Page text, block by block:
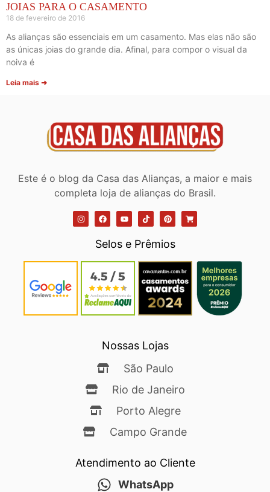
JOIAS PARA O CASAMENTO
18 de fevereiro de 2016
As alianças são essenciais em um casamento. Mas elas não são
as únicas joias do grande dia. Afinal, para compor o visual da
noiva é
Leia mais ➜
Este é o blog da Casa das Alianças, a maior e mais
completa loja de alianças do Brasil.
Selos e Prêmios
Nossas Lojas
São Paulo
Rio de Janeiro
Porto Alegre
Campo Grande
Atendimento ao Cliente
WhatsApp